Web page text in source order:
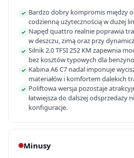
✓ Bardzo dobry kompromis między
codzienną użytecznością w dużej
✓ Napęd quattro realnie poprawia
w deszczu, zimą oraz przy
✓ Silnik 2.0 TFSI 252 KM zapewnia
bez kosztów typowych dla
✓ Kabina A6 C7 nadal imponuje
materiałów i komfortem dalekich
✓ Poliftowa wersja pozostaje
łatwiejsza do dalszej odsprzedaży
konfiguracje.
Minusy